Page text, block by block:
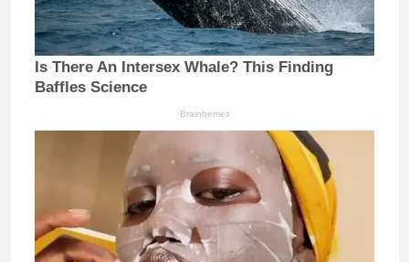
Is There An Intersex Whale? This Finding
Baffles Science
Brainberries